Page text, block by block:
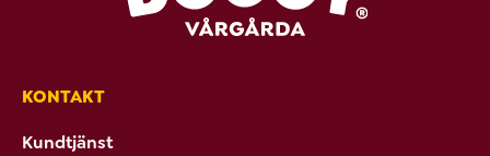
KONTAKT
Kundtjänst